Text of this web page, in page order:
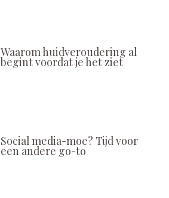
Waarom huidveroudering al
begint voordat je het ziet
Social media-moe? Tijd voor
een andere go-to